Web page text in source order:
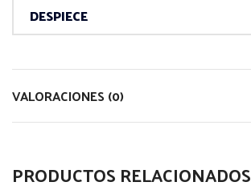
DESPIECE
VALORACIONES (0)
PRODUCTOS RELACIONADOS